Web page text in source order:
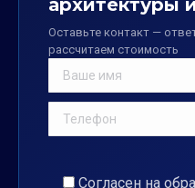
архитектуры
Оставьте контакт —
рассчитаем стоимость
Согласен на